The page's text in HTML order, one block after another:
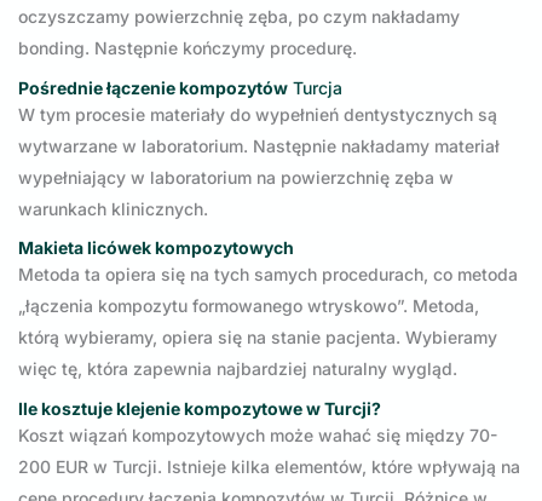
oczyszczamy powierzchnię zęba, po czym nakładamy
bonding. Następnie kończymy procedurę.
Pośrednie łączenie kompozytów Turcja
W tym procesie materiały do wypełnień dentystycznych są
wytwarzane w laboratorium. Następnie nakładamy materiał
wypełniający w laboratorium na powierzchnię zęba w
warunkach klinicznych.
Makieta licówek kompozytowych
Metoda ta opiera się na tych samych procedurach, co metoda
„łączenia kompozytu formowanego wtryskowo”. Metoda,
którą wybieramy, opiera się na stanie pacjenta. Wybieramy
więc tę, która zapewnia najbardziej naturalny wygląd.
Ile kosztuje klejenie kompozytowe wTurcji?
Koszt wiązań kompozytowych może wahać się między 70-
200 EUR w Turcji. Istnieje kilka elementów, które wpływają na